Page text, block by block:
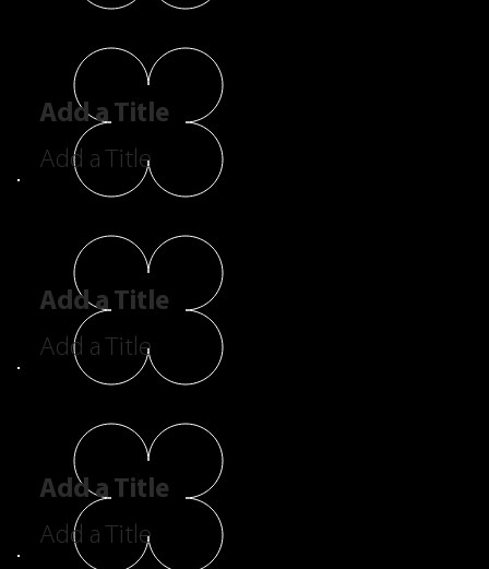
Add a Title
Add a Title
Add a Title
Add a Title
Add a Title
Add a Title